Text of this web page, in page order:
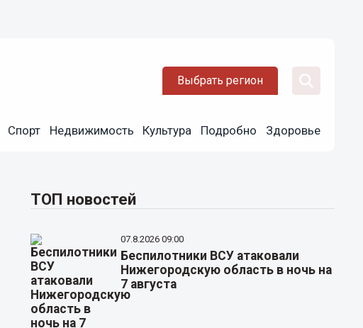
Выбрать регион
Спорт Недвижимость Культура Подробно Здоровье
ТОП новостей
07.8.2026 09:00
Беспилотники ВСУ атаковали
Нижегородскую область в ночь на
7 августа